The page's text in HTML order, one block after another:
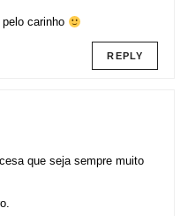
carinho
REPLY
que seja sempre muito